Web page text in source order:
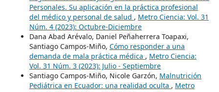
Personales. Su aplicación en la práctica profesional
del médico y personal de salud , Metro Ciencia: Vol. 31
Núm. 4 (2023): Octubre-Diciembre
Dana Abad Arévalo, Daniel Peñaherrera Toapaxi,
Santiago Campos-Miño, Cómo responder a una
demanda de mala práctica médica , Metro Ciencia:
Vol. 31 Núm. 3 (2023): Julio - Septiembre
Santiago Campos-Miño, Nicole Garzón, Malnutrición
Pediátrica en Ecuador: una realidad oculta , Metro